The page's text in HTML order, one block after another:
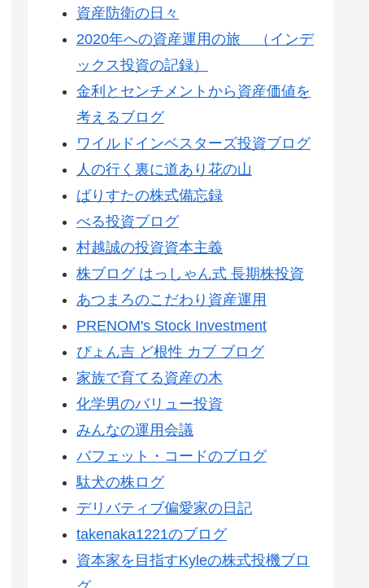
資産防衛の日々
2020年への資産運用の旅 （インデ
ックス投資の記録）
金利とセンチメントから資産価値を
考えるブログ
ワイルドインベスターズ投資ブログ
人の行く裏に道あり花の山
ばりすたの株式備忘録
べる投資ブログ
村越誠の投資資本主義
株ブログ はっしゃん式 長期株投資
あつまろのこだわり資産運用
PRENOM's Stock Investment
ぴょん吉 ど根性 カブ ブログ
家族で育てる資産の木
化学男のバリュー投資
みんなの運用会議
バフェット・コードのブログ
駄犬の株ログ
デリバティブ偏愛家の日記
takenaka1221のブログ
資本家を目指すKyleの株式投機ブロ